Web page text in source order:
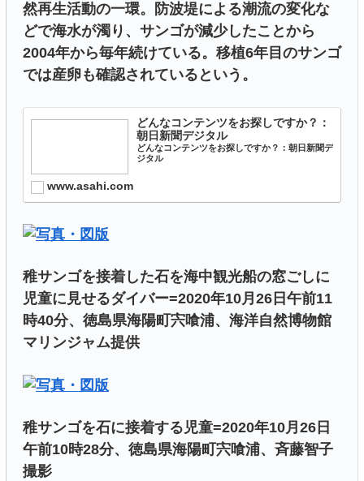
然再生活動の一環。防波堤による潮流の変化な
どで海水が濁り、サンゴが減少したことから
2004年から毎年続けている。移植6年目のサンゴ
では産卵も確認されているという。
どんなコンテンツをお探しですか？：
朝日新聞デジタル
どんなコンテンツをお探しですか？：朝日新聞デ
ジタル
www.asahi.com
稚サンゴを接着した石を海中観光船の窓ごしに
児童に見せるダイバー=2020年10月26日午前11
時40分、徳島県海陽町宍喰浦、海洋自然博物館
マリンジャム提供
稚サンゴを石に接着する児童=2020年10月26日
午前10時28分、徳島県海陽町宍喰浦、斉藤智子
撮影